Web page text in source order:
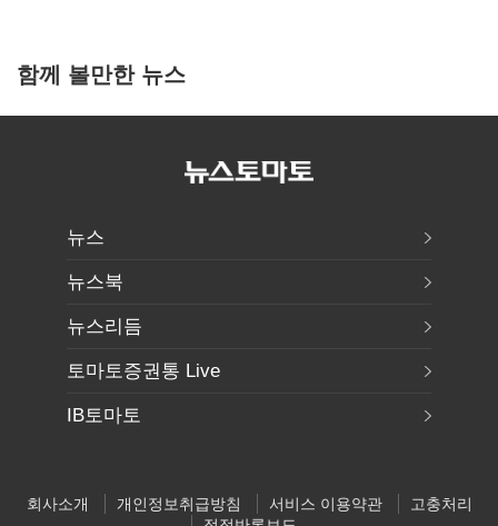
함께 볼만한 뉴스
뉴스
뉴스북
뉴스리듬
토마토증권통 Live
IB토마토
회사소개 개인정보취급방침 서비스 이용약관
고충처리